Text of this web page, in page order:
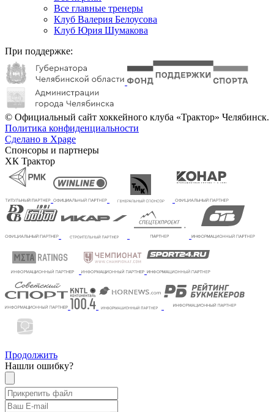
Все главные тренеры
Клуб Валерия Белоусова
Клуб Юрия Шумакова
При поддержке:
© Официальный сайт хоккейного клуба «Трактор» Челябинск.
Политика конфиденциальности
Сделано в Xpage
Спонсоры и партнеры
ХК Трактор
Продолжить
Нашли ошибку?